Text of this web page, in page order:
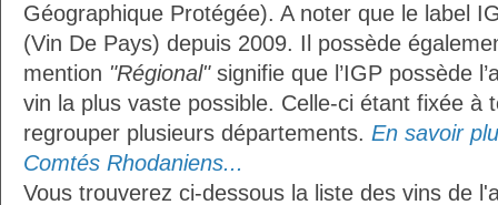
Géographique Protégée). A noter que le label
(Vin De Pays) depuis 2009. Il possède
mention "Régional"signifie que l’IGP possède
vin la plus vaste possible. Celle-ci étant fixée à
regrouper plusieurs départements. En savoir
Comtés Rhodaniens...
Vous trouverez ci-dessous la liste des vins de